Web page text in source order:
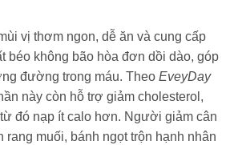
vị thơm ngon, dễ ăn và cung cấp
béo không bão hòa đơn dồi dào, góp
đường trong máu. Theo EveyDay
này còn hỗ trợ giảm cholesterol,
đó nạp ít calo hơn. Người giảm cân
rang muối, bánh ngọt trộn hạnh nhân